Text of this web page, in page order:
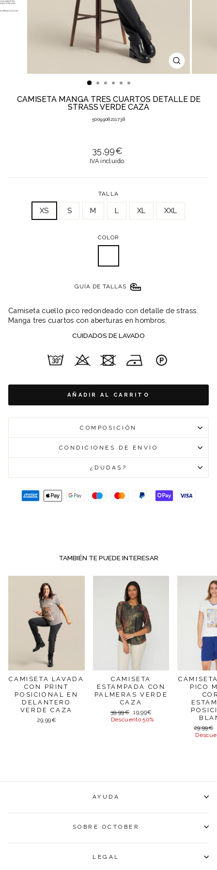
CERRAR
(ESC)
CAMISETA MANGA TRES CUARTOS DETALLE DE
STRASS VERDE CAZA
5009908211738
Precio
habitual
35,99€
IVA incluido.
TALLA
XS S M L XL XXL
COLOR
GUÍA DE TALLAS
Camiseta cuello pico redondeado con detalle de strass.
Manga tres cuartos con aberturas en hombros.
CUIDADOS DE LAVADO
AÑADIR AL CARRITO
COMPOSICIÓN
CONDICIONES DE ENVÍO
¿DUDAS?
TAMBIÉN TE PUEDE INTERESAR
CAMISETA LAVADA
CON PRINT
POSICIONAL EN
DELANTERO
VERDE CAZA
29,99€
CAMISETA
ESTAMPADA CON
PALMERAS VERDE
CAZA
Precio
habitual
39,99€ Precio
de
19,99€
Descuento 50%
PICO
Precio
habitual
29,99€
AYUDA
SOBRE OCTOBER
LEGAL